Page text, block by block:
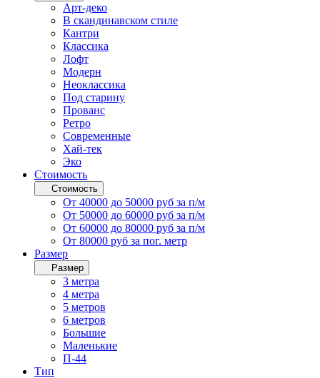
Арт-деко
В скандинавском стиле
Кантри
Классика
Лофт
Модерн
Неоклассика
Под старину
Прованс
Ретро
Современные
Хай-тек
Эко
Стоимость
Стоимость
От 40000 до 50000 руб за п/м
От 50000 до 60000 руб за п/м
От 60000 до 80000 руб за п/м
От 80000 руб за пог. метр
Размер
Размер
3 метра
4 метра
5 метров
6 метров
Большие
Маленькие
П-44
Тип